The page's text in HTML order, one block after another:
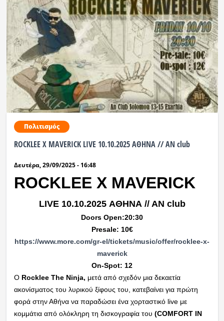
Πολιτισμός
ROCKLEE X MAVERICK LIVE 10.10.2025 ΑΘΗΝΑ // ΑΝ club
Δευτέρα, 29/09/2025 - 16:48
ROCKLEE X MAVERICK
LIVE 10.10.2025 ΑΘΗΝΑ // ΑΝ club
Doors Open:20:30
Presale: 10€
https://www.more.com/gr-el/tickets/music/offer/rocklee-x-
maverick
On-Spot: 12
ORocklee The Ninja, μετά από σχεδόν μια δεκαετία
ακονίσματος του λυρικού ξίφους του, κατεβαίνει για πρώτη
φορά στην Αθήνα να παραδώσει ένα χορταστικό live με
κομμάτια από ολόκληρη τη δισκογραφία του (COMFORT IN